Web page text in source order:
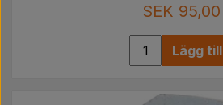
SEK 95,00
Lägg till